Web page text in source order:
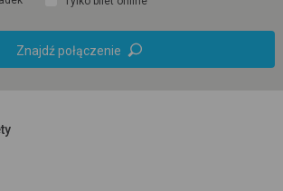
Znajdź połączenie